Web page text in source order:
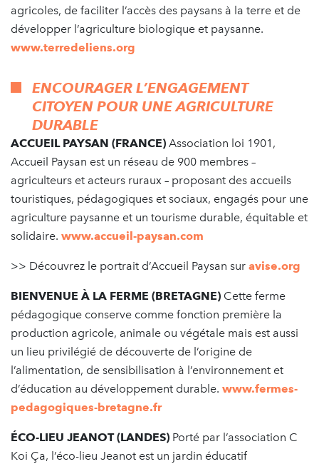
agricoles, de faciliter l’accès des paysans à la terre et de
développer l’agriculture biologique et paysanne.
www.terredeliens.org
ENCOURAGER L’ENGAGEMENT
CITOYEN POUR UNE AGRICULTURE
DURABLE
ACCUEIL PAYSAN (FRANCE) Association loi 1901,
Accueil Paysan est un réseau de 900 membres –
agriculteurs et acteurs ruraux – proposant des accueils
touristiques, pédagogiques et sociaux, engagés pour une
agriculture paysanne et un tourisme durable, équitable et
solidaire. www.accueil-paysan.com
>> Découvrez le portrait d’Accueil Paysan sur avise.org
BIENVENUE À LA FERME (BRETAGNE) Cette ferme
pédagogique conserve comme fonction première la
production agricole, animale ou végétale mais est aussi
un lieu privilégié de découverte de l’origine de
l’alimentation, de sensibilisation à l’environnement et
d’éducation au développement durable. www.fermes-
pedagogiques-bretagne.fr
ÉCO-LIEU JEANOT (LANDES) Porté par l’association C
Koi Ça, l’éco-lieu Jeanot est un jardin éducatif